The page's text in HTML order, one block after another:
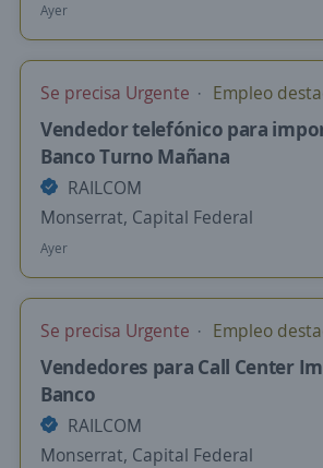
Ayer
Se precisa Urgente Empleo
Vendedor telefónico para
Banco Turno Mañana
RAILCOM
Monserrat, Capital Federal
Ayer
Se precisa Urgente Empleo
Vendedores para Call Center
Banco
RAILCOM
Monserrat, Capital Federal